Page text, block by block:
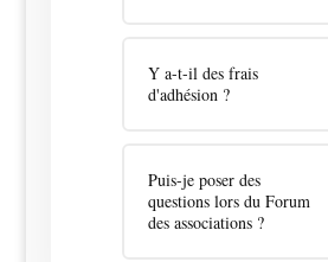
Y a-t-il des frais
d'adhésion ?
Puis-je poser des
questions lors du Forum
des associations ?